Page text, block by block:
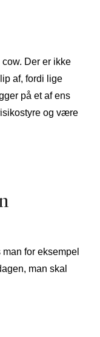
Der er ikke
af, fordi lige
på et af ens
og være
for eksempel
man skal